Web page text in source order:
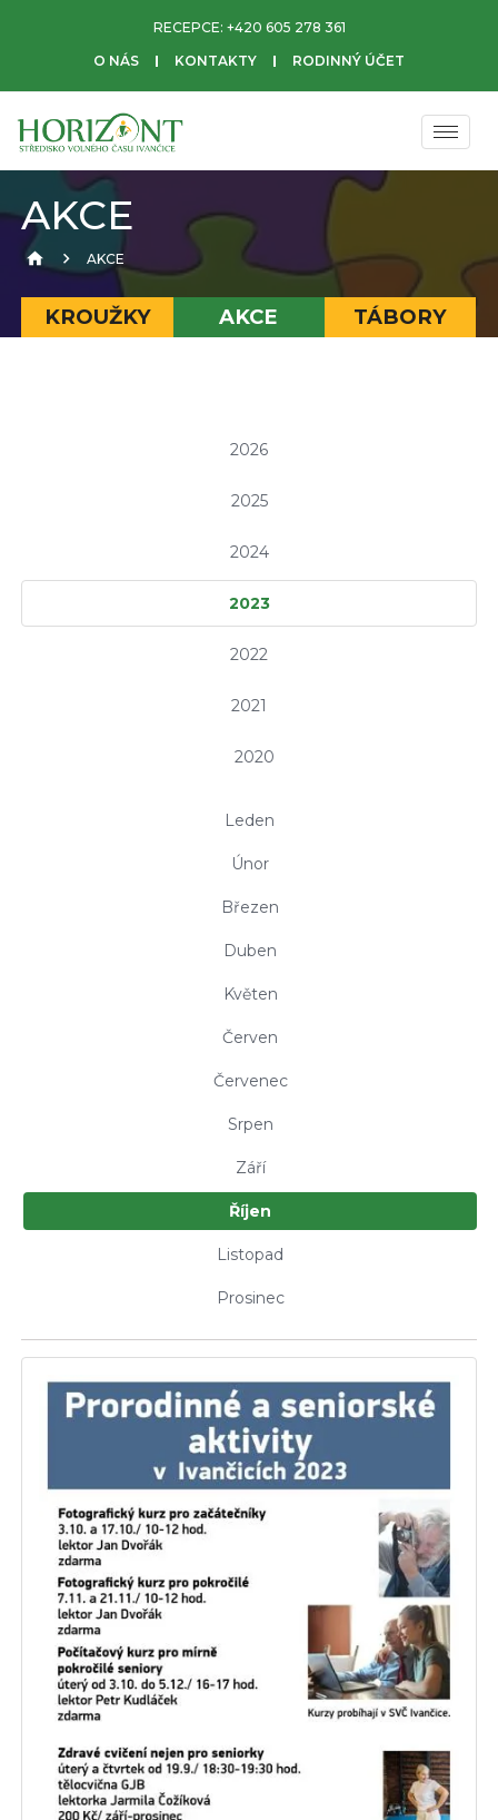
RECEPCE: +420 605 278 361
O NÁS
KONTAKTY RODINNÝ ÚČET
AKCE
AKCE
KROUŽKY AKCE TÁBORY
2026
2025
2024
2023
2022
2021
2020
Leden
Únor
Březen
Duben
Květen
Červen
Červenec
Srpen
Září
Říjen
Listopad
Prosinec